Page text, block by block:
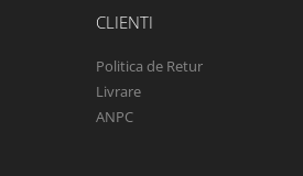
CLIENTI
Politica de Retur
Livrare
ANPC